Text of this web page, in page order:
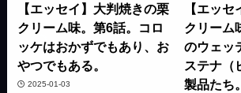
【エッセイ】大判焼きの栗
クリーム味。第6話。コロ
ッケはおかずでもあり、お
やつでもある。
2025-01-03
【エッ
クリーム
のウェッ
ステナ（
製品たち